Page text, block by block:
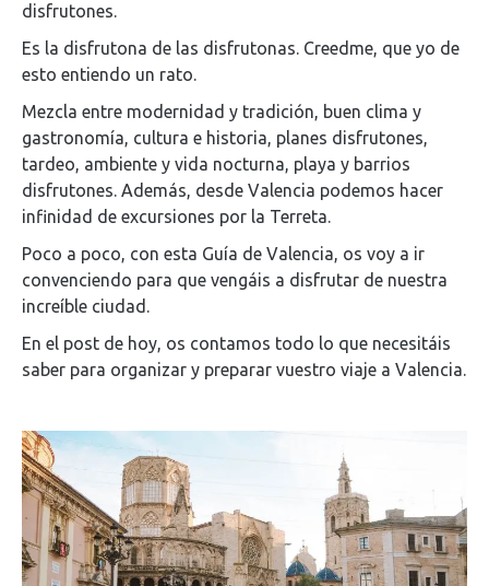
disfrutones.
Es la disfrutona de las disfrutonas. Creedme, que yo de
esto entiendo un rato.
Mezcla entre modernidad y tradición, buen clima y
gastronomía, cultura e historia, planes disfrutones,
tardeo, ambiente y vida nocturna, playa y barrios
disfrutones. Además, desde Valencia podemos hacer
infinidad de excursiones por la Terreta.
Poco a poco, con esta Guía de Valencia, os voy a ir
convenciendo para que vengáis a disfrutar de nuestra
increíble ciudad.
En el post de hoy, os contamos todo lo que necesitáis
saber para organizar y preparar vuestro viaje a Valencia.